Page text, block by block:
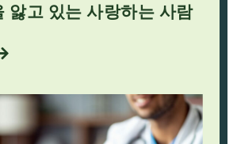
앓고 있는 사랑하는 사람